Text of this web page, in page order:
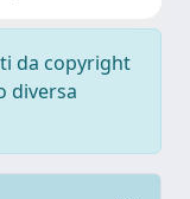
da copyright
diversa